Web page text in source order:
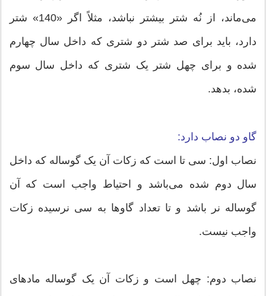
می‌ماند، از نُه شتر بیشتر نباشد، مثلاً اگر «140» شتر
دارد، باید برای صد شتر دو شتری كه داخل سال چهارم
شده و برای چهل شتر یک شتری كه داخل سال سوم
شده، بدهد.
گاو دو نصاب دارد:
نصاب اول: سی تا است که زکات آن یک گوساله‏ كه داخل
سال دوم شده می‌باشد و احتیاط واجب است كه آن
گوساله نر باشد و تا تعداد گاوها به سی نرسیده زکات
واجب نیست.
نصاب دوم: چهل است و زكات آن یک گوساله ماده‏ای